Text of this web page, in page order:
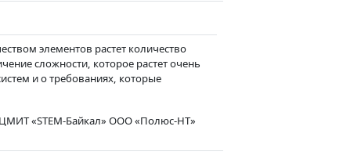
элементов растет количество
сложности, которое растет очень
и о требованиях, которые
«STEM-Байкал» ООО «Полюс-НТ»